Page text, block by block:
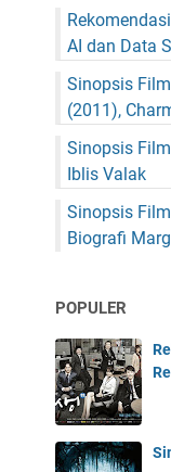
AI dan Data
Sinopsis
(2011),
Sinopsis
Iblis Valak
Sinopsis
Biografi
POPULER